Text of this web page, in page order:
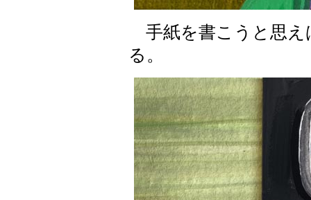
手紙を書こうと思え
る。